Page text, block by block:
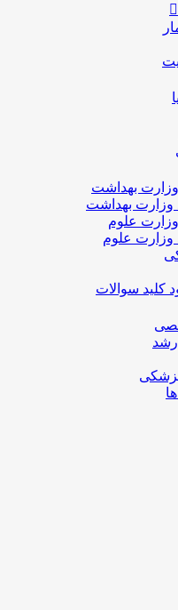
بهداشت
وزارت بهداشت
علوم
وزارت علوم
کلید سوالات
پزشکی